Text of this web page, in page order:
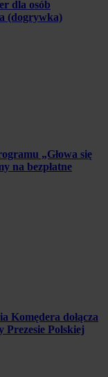
dla osób
(dogrywka)
„Głowa się
na bezpłatne
Komędera dołącza
Prezesie Polskiej